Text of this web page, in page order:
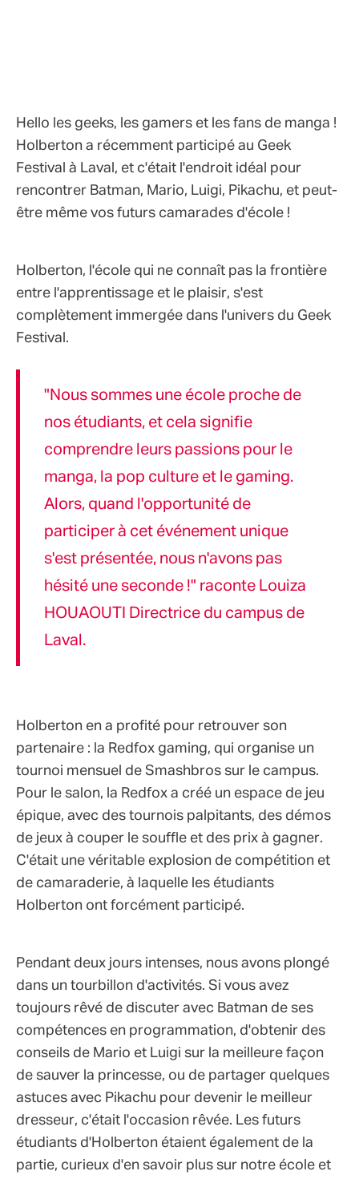
Hello les geeks, les gamers et les fans de manga !
Holberton a récemment participé au Geek
Festival à Laval, et c'était l'endroit idéal pour
rencontrer Batman, Mario, Luigi, Pikachu, et peut-
être même vos futurs camarades d'école !
Holberton, l'école qui ne connaît pas la frontière
entre l'apprentissage et le plaisir, s'est
complètement immergée dans l'univers du Geek
Festival.
"Nous sommes une école proche de
nos étudiants, et cela signifie
comprendre leurs passions pour le
manga, la pop culture et le gaming.
Alors, quand l'opportunité de
participer à cet événement unique
s'est présentée, nous n'avons pas
hésité une seconde !" raconte Louiza
HOUAOUTI Directrice du campus de
Laval.
Holberton en a profité pour retrouver son
partenaire : la Redfox gaming, qui organise un
tournoi mensuel de Smashbros sur le campus.
Pour le salon, la Redfox a créé un espace de jeu
épique, avec des tournois palpitants, des démos
de jeux à couper le souffle et des prix à gagner.
C'était une véritable explosion de compétition et
de camaraderie, à laquelle les étudiants
Holberton ont forcément participé.
Pendant deux jours intenses, nous avons plongé
dans un tourbillon d'activités. Si vous avez
toujours rêvé de discuter avec Batman de ses
compétences en programmation, d'obtenir des
conseils de Mario et Luigi sur la meilleure façon
de sauver la princesse, ou de partager quelques
astuces avec Pikachu pour devenir le meilleur
dresseur, c'était l'occasion rêvée. Les futurs
étudiants d'Holberton étaient également de la
partie, curieux d'en savoir plus sur notre école et